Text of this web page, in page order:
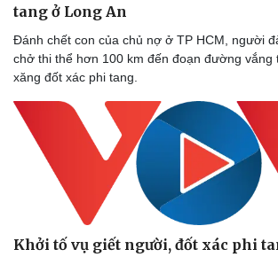
Sức khỏe
Dinh dưỡng - món ngon
Cây thuốc
Nhi khoa
Nam khoa
Làm đẹp - giảm cân
Phòng mạch online
Ăn sạch sống khỏe
Đời sống
Nhà đẹp
tang ở Long An
Đánh chết con của chủ nợ ở TP HCM, người
chở thi thể hơn 100 km đến đoạn đường vắng
xăng đốt xác phi tang.
Khởi tố vụ giết người, đốt xác phi